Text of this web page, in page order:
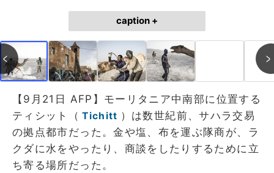
caption +
【9月21日 AFP】モーリタニア中南部に位置する
ティシット（ Tichitt ）は数世紀前、サハラ交易
の拠点都市だった。金や塩、布を運ぶ隊商が、ラ
クダに水をやったり、商談をしたりするために立
ち寄る場所だった。